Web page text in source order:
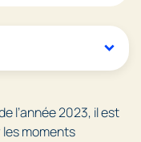
l’année 2023, il est
moments